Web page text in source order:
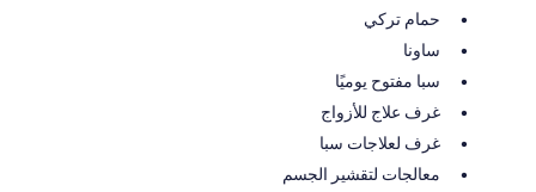
حمام تركي
ساونا
سبا مفتوح يوميًا
غرف علاج للأزواج
غرف لعلاجات سبا
معالجات لتقشير الجسم